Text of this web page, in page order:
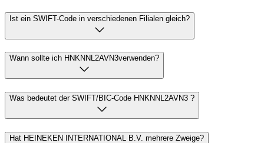
Ist ein SWIFT-Code in verschiedenen Filialen gleich?
Wann sollte ich HNKNNL2AVN3verwenden?
Was bedeutet der SWIFT/BIC-Code HNKNNL2AVN3 ?
Hat HEINEKEN INTERNATIONAL B.V. mehrere Zweige?